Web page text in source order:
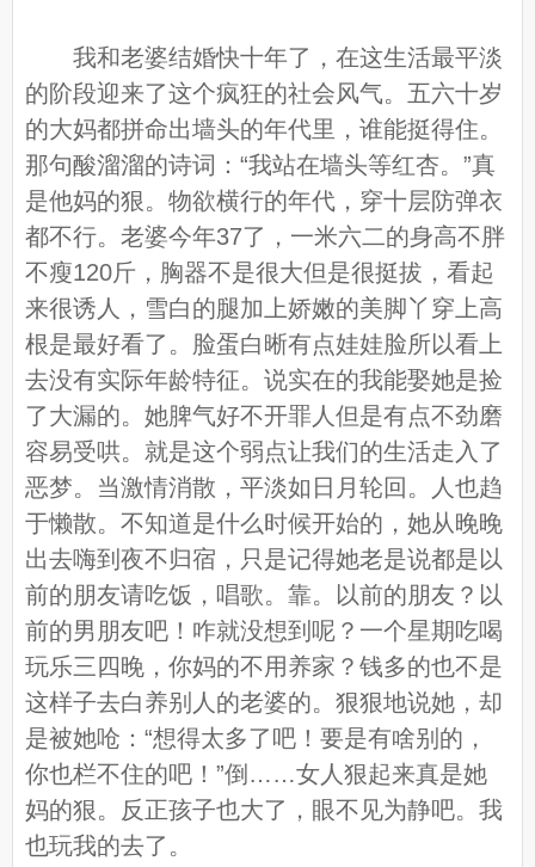
我和老婆结婚快十年了，在这生活最平淡
的阶段迎来了这个疯狂的社会风气。五六十岁
的大妈都拼命出墙头的年代里，谁能挺得住。
那句酸溜溜的诗词：“我站在墙头等红杏。”真
是他妈的狠。物欲横行的年代，穿十层防弹衣
都不行。老婆今年37了，一米六二的身高不胖
不瘦120斤，胸器不是很大但是很挺拔，看起
来很诱人，雪白的腿加上娇嫩的美脚丫穿上高
根是最好看了。脸蛋白晰有点娃娃脸所以看上
去没有实际年龄特征。说实在的我能娶她是捡
了大漏的。她脾气好不开罪人但是有点不劲磨
容易受哄。就是这个弱点让我们的生活走入了
恶梦。当激情消散，平淡如日月轮回。人也趋
于懒散。不知道是什么时候开始的，她从晚晚
出去嗨到夜不归宿，只是记得她老是说都是以
前的朋友请吃饭，唱歌。靠。以前的朋友？以
前的男朋友吧！咋就没想到呢？一个星期吃喝
玩乐三四晚，你妈的不用养家？钱多的也不是
这样子去白养别人的老婆的。狠狠地说她，却
是被她呛：“想得太多了吧！要是有啥别的，
你也栏不住的吧！”倒……女人狠起来真是她
妈的狠。反正孩子也大了，眼不见为静吧。我
也玩我的去了。